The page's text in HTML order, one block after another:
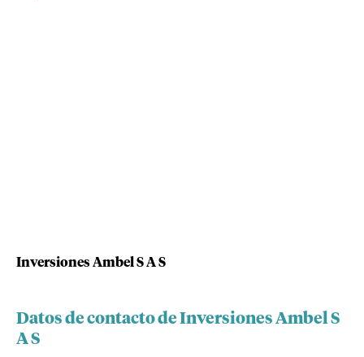
Inversiones Ambel S A S
Datos de contacto de Inversiones Ambel S
A S